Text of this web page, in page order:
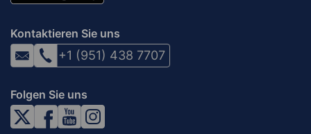
Kontaktieren Sie uns
+1 (951) 438 7707
Folgen Sie uns